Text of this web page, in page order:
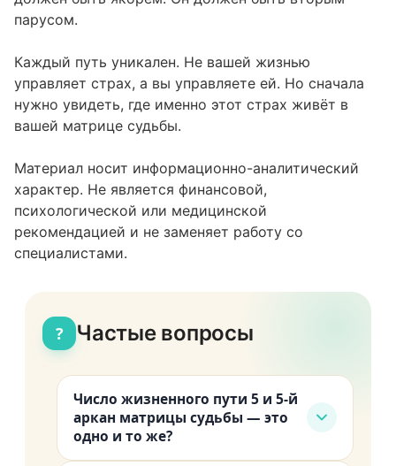
парусом.
Каждый путь уникален. Не вашей жизнью
управляет страх, а вы управляете ей. Но сначала
нужно увидеть, где именно этот страх живёт в
вашей матрице судьбы.
Материал носит информационно-аналитический
характер. Не является финансовой,
психологической или медицинской
рекомендацией и не заменяет работу со
специалистами.
? Частые вопросы
Число жизненного пути 5 и 5-й
аркан матрицы судьбы — это
одно и то же?